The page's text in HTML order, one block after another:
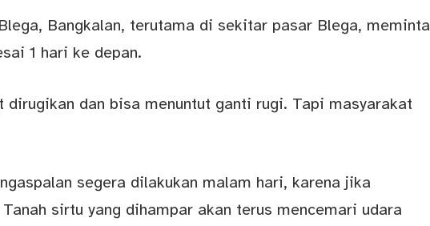
Bangkalan, terutama di sekitar pasar Blega, meminta
1 hari ke depan.
dirugikan dan bisa menuntut ganti rugi. Tapi masyarakat
segera dilakukan malam hari, karena jika
sirtu yang dihampar akan terus mencemari udara